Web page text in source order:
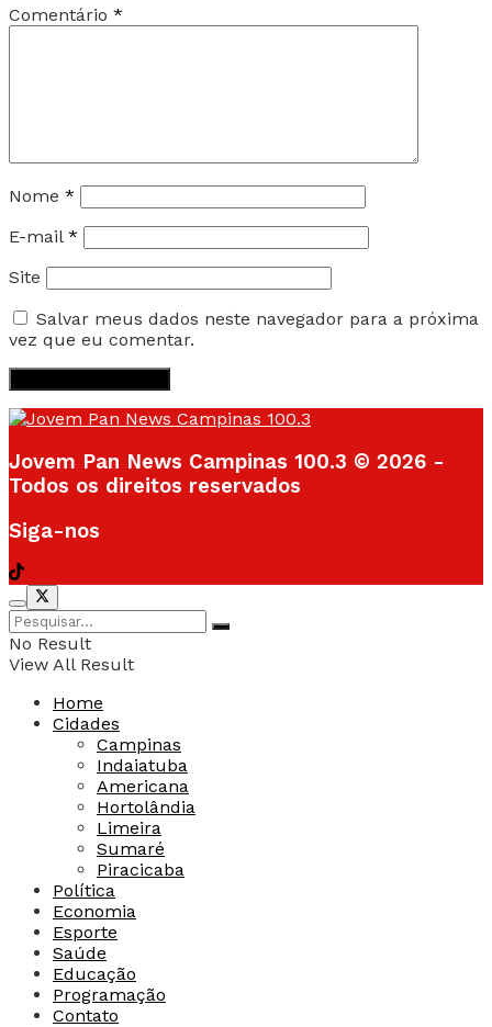
Comentário *
Nome *
E-mail *
Site
Salvar meus dados neste navegador para a próxima
vez que eu comentar.
Jovem Pan News Campinas 100.3 © 2026 -
Todos os direitos reservados
Siga-nos
No Result
View All Result
Home
Cidades
Campinas
Indaiatuba
Americana
Hortolândia
Limeira
Sumaré
Piracicaba
Política
Economia
Esporte
Saúde
Educação
Programação
Contato